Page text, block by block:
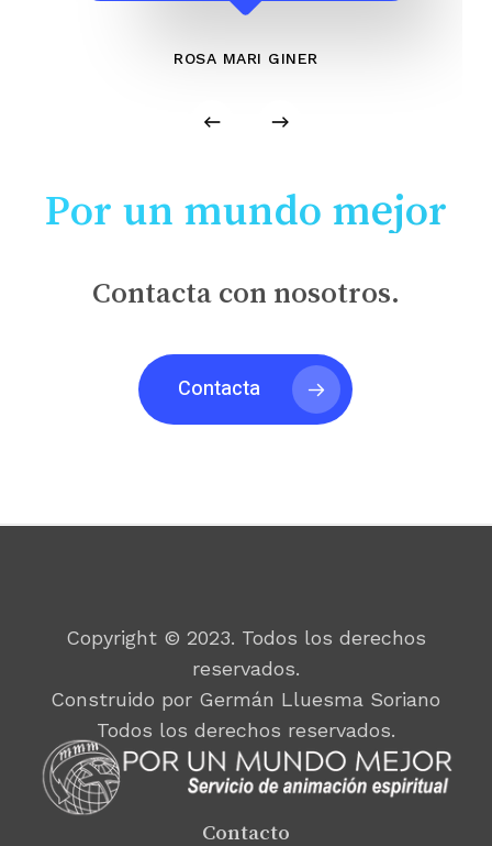
ROSA MARI GINER
Por un mundo mejor
Contacta con nosotros.
Contacta
Copyright © 2023. Todos los derechos
reservados.
Construido por Germán Lluesma Soriano
Todos los derechos reservados.
Contacto